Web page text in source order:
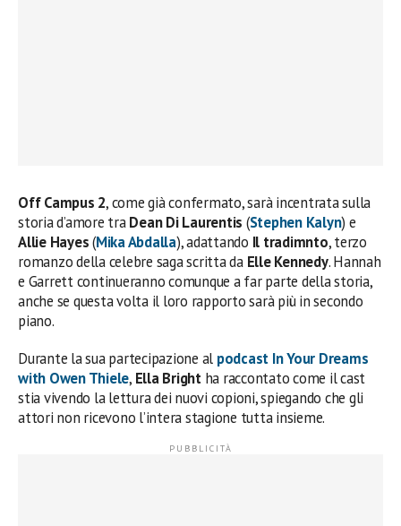
Off Campus 2, come già confermato, sarà incentrata sulla
storia d’amore traDean Di Laurentis (Stephen Kalyn) e
Allie Hayes(Mika Abdalla), adattando Il tradimnto, terzo
romanzo della celebre saga scritta da Elle Kennedy. Hannah
e Garrett continueranno comunque a far parte della storia,
anche se questa volta il loro rapporto sarà più in secondo
piano.
Durante la sua partecipazione al podcast In Your Dreams
with Owen Thiele, Ella Brightha raccontato come il cast
stia vivendo la lettura dei nuovi copioni, spiegando che gli
attori non ricevono l’intera stagione tutta insieme.